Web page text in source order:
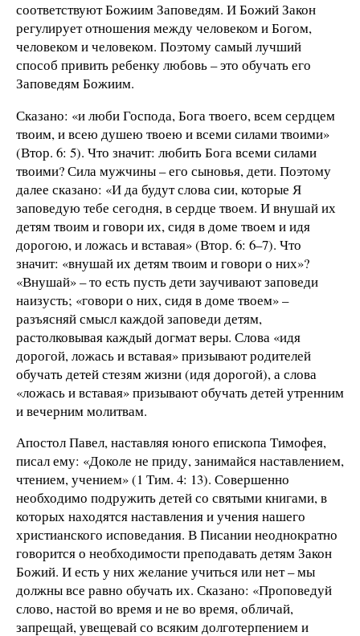
соответствуют Божиим Заповедям. И Божий Закон
регулирует отношения между человеком и Богом,
человеком и человеком. Поэтому самый лучший
способ привить ребенку любовь – это обучать его
Заповедям Божиим.
Сказано: «и люби Господа, Бога твоего, всем сердцем
твоим, и всею душею твоею и всеми силами твоими»
(Втор. 6: 5). Что значит: любить Бога всеми силами
твоими? Сила мужчины – его сыновья, дети. Поэтому
далее сказано: «И да будут слова сии, которые Я
заповедую тебе сегодня, в сердце твоем. И внушай их
детям твоим и говори их, сидя в доме твоем и идя
дорогою, и ложась и вставая» (Втор. 6: 6–7). Что
значит: «внушай их детям твоим и говори о них»?
«Внушай» – то есть пусть дети заучивают заповеди
наизусть; «говори о них, сидя в доме твоем» –
разъясняй смысл каждой заповеди детям,
растолковывая каждый догмат веры. Слова «идя
дорогой, ложась и вставая» призывают родителей
обучать детей стезям жизни (идя дорогой), а слова
«ложась и вставая» призывают обучать детей утренним
и вечерним молитвам.
Апостол Павел, наставляя юного епископа Тимофея,
писал ему: «Доколе не приду, занимайся наставлением,
чтением, учением» (1 Тим. 4: 13). Совершенно
необходимо подружить детей со святыми книгами, в
которых находятся наставления и учения нашего
христианского исповедания. В Писании неоднократно
говорится о необходимости преподавать детям Закон
Божий. И есть у них желание учиться или нет – мы
должны все равно обучать их. Сказано: «Проповедуй
слово, настой во время и не во время, обличай,
запрещай, увещевай со всяким долготерпением и